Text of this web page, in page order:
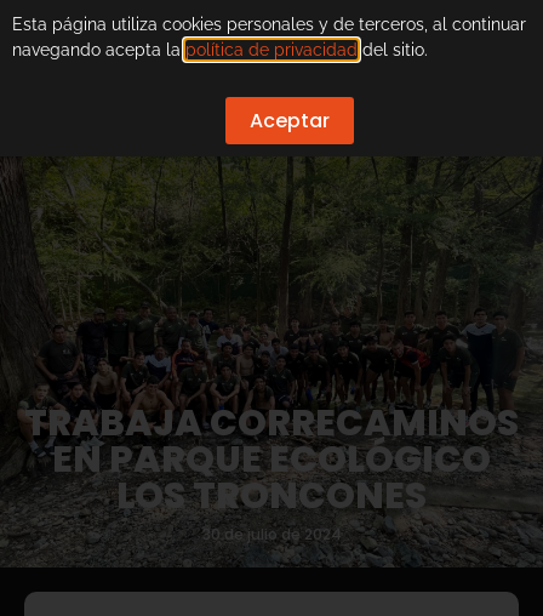
TRABAJA CORRECAMINOS
EN PARQUE ECOLÓGICO
LOS TRONCONES
30 de julio de 2024
Esta página utiliza cookies personales y de terceros, al continuar
navegando acepta la política de privacidad del sitio.
Aceptar